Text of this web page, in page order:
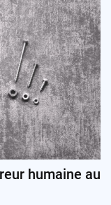
humaine au